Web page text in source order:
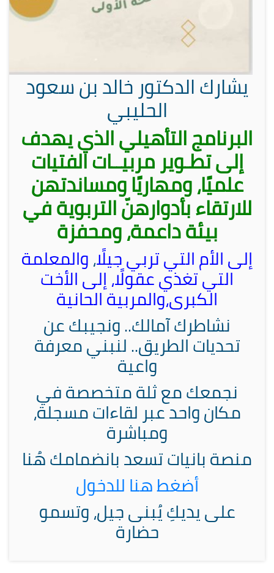
يشارك الدكتور خالد بن سعود
الحليبي
البرنامج التأهيلي الذي يهدف
إلى تطـوير مربيــات الفتيات
علميًا، ومهاريًا ومساندتهن
للارتقاء بأدوارهنّ التربوية في
بيئة داعمة، ومحفزة
إلى الأم التي تربي جيلًا،والمعلمة
التي تغذي عقولًا،إلى الأخت
الكبرى،والمربية الحانية
نشاطرك آمالك.. ونجيبك عن
تحديات الطريق.. لنبني معرفة
واعية
نجمعك مع ثلة متخصصة في
مكان واحد عبر لقاءات مسجلة،
ومباشرة
منصة بانيات تسعد بانضمامك هُنا
أضغط هنا للدخول
على يديكِ يُبنى جيل، وتسمو
حضارة